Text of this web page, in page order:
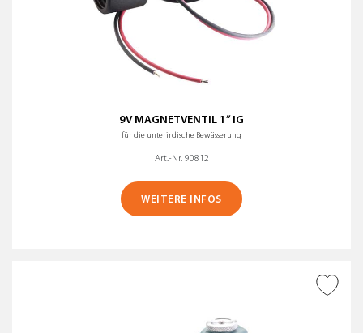
9V MAGNETVENTIL 1” IG
für die unterirdische Bewässerung
Art.-Nr. 90812
WEITERE INFOS